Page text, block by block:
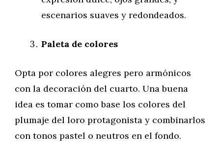
escenarios suaves y redondeados.
Paleta de colores
Opta por colores alegres pero armónicos
con la decoración del cuarto. Una buena
idea es tomar como base los colores del
plumaje del loro protagonista y combinarlos
con tonos pastel o neutros en el fondo.